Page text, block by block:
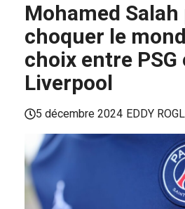
Mohamed Salah
choquer le
choix entre PSG
Liverpool
5 décembre 2024 EDDY